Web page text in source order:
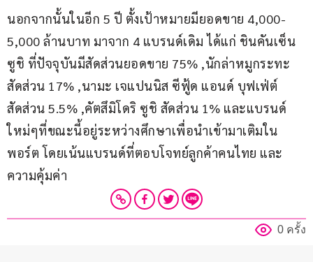
นอกจากนั้นในอีก 5 ปี ตั้งเป้าหมายมียอดขาย 4,000-
5,000 ล้านบาท มาจาก 4 แบรนด์เดิม ได้แก่ ชินคันเซ็น
ซูชิ ที่ปัจจุบันมีสัดส่วนยอดขาย 75% ,นักล่าหมูกระทะ
สัดส่วน 17% ,นามะ เจแปนนิส ซีฟู้ด แอนด์ บุฟเฟ่ต์
สัดส่วน 5.5% ,คัตสึมิโดริ ซูชิ สัดส่วน 1% และแบรนด์
ใหม่ๆที่ขณะนี้อยู่ระหว่างศึกษาเพื่อนำเข้ามาเติมใน
พอร์ต โดยเน้นแบรนด์ที่ตอบโจทย์ลูกค้าคนไทย และ
ความคุ้มค่า
0 ครั้ง